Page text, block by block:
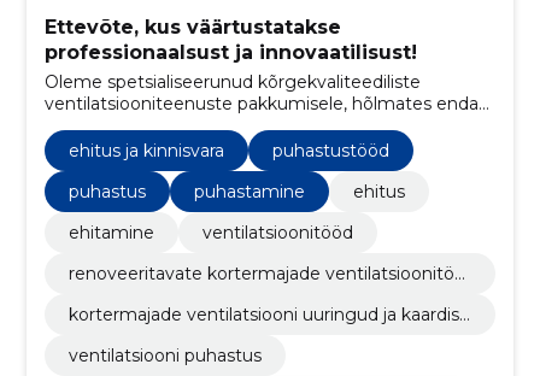
Ettevõte, kus väärtustatakse
professionaalsust ja innovaatilisust!
Oleme spetsialiseerunud kõrgekvaliteediliste
ventilatsiooniteenuste pakkumisele, hõlmates endas
kogu protsessi alates ventilatsioonisüsteemide
puhastamisest ja hooldamisest kuni uute süsteemide
ehitamise ja renoveerimiseni.
ehitus ja kinnisvara
puhastustööd
puhastus
puhastamine
ehitus
ehitamine
ventilatsioonitööd
renoveeritavate kortermajade ventilatsioonitöö
kortermajade ventilatsiooni uuringud ja kaardist
ventilatsiooni puhastus